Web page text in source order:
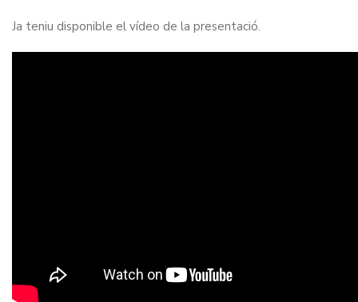
Ja teniu disponible el vídeo de la presentació.